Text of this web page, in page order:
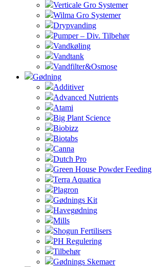
Verticale Gro Systemer
Wilma Gro Systemer
Drypvanding
Pumper – Div. Tilbehør
Vandkøling
Vandtank
Vandfilter&Osmose
Gødning
Additiver
Advanced Nutrients
Atami
Big Plant Science
Biobizz
Biotabs
Canna
Dutch Pro
Green House Powder Feeding
Terra Aquatica
Plagron
Gødnings Kit
Havegødning
Mills
Shogun Fertilisers
PH Regulering
Tilbehør
Gødnings Skemaer